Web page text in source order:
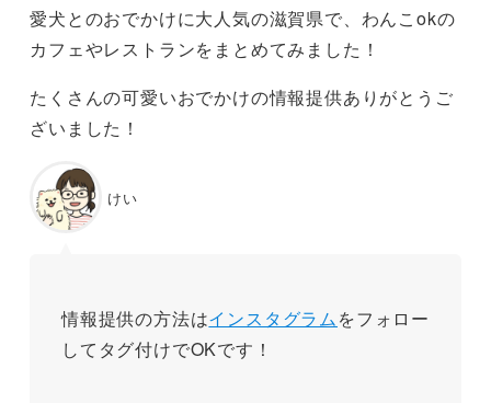
愛犬とのおでかけに大人気の滋賀県で、わんこokの
カフェやレストランをまとめてみました！
たくさんの可愛いおでかけの情報提供ありがとうご
ざいました！
けい
情報提供の方法はインスタグラムをフォロー
してタグ付けでOKです！